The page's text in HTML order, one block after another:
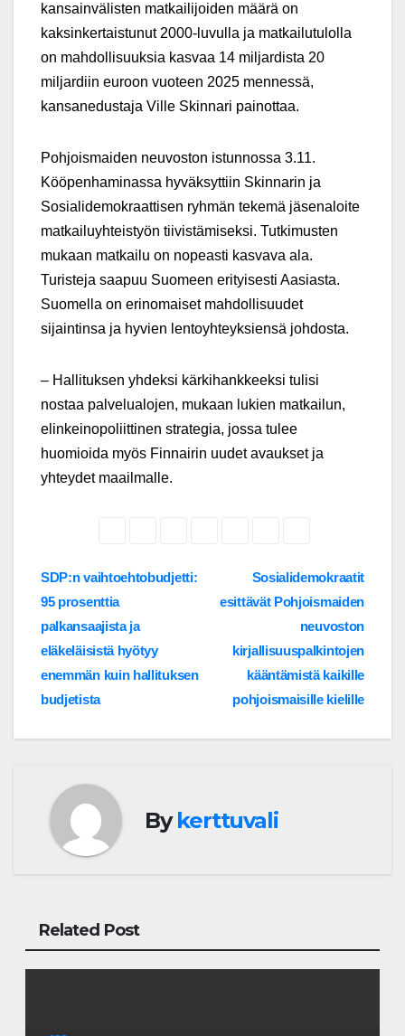
kansainvälisten matkailijoiden määrä on
kaksinkertaistunut 2000-luvulla ja matkailutulolla
on mahdollisuuksia kasvaa 14 miljardista 20
miljardiin euroon vuoteen 2025 mennessä,
kansanedustaja Ville Skinnari painottaa.
Pohjoismaiden neuvoston istunnossa 3.11.
Kööpenhaminassa hyväksyttiin Skinnarin ja
Sosialidemokraattisen ryhmän tekemä jäsenaloite
matkailuyhteistyön tiivistämiseksi. Tutkimusten
mukaan matkailu on nopeasti kasvava ala.
Turisteja saapuu Suomeen erityisesti Aasiasta.
Suomella on erinomaiset mahdollisuudet
sijaintinsa ja hyvien lentoyhteyksiensä johdosta.
– Hallituksen yhdeksi kärkihankkeeksi tulisi
nostaa palvelualojen, mukaan lukien matkailun,
elinkeinopoliittinen strategia, jossa tulee
huomioida myös Finnairin uudet avaukset ja
yhteydet maailmalle.
Post
navigation
Sosialidemokraatit
esittävät Pohjoismaiden
neuvoston
kirjallisuuspalkintojen
kääntämistä kaikille
pohjoismaisille kielille
SDP:n vaihtoehtobudjetti:
95 prosenttia
palkansaajista ja
eläkeläisistä hyötyy
enemmän kuin hallituksen
budjetista
Bykerttuvali
Related Post